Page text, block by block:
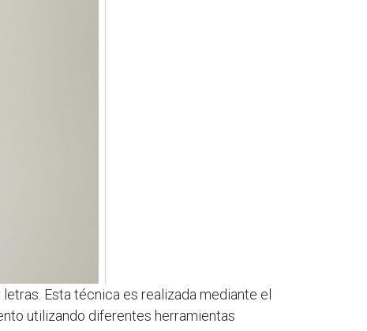
Esta técnica es realizada mediante el
utilizando diferentes herramientas